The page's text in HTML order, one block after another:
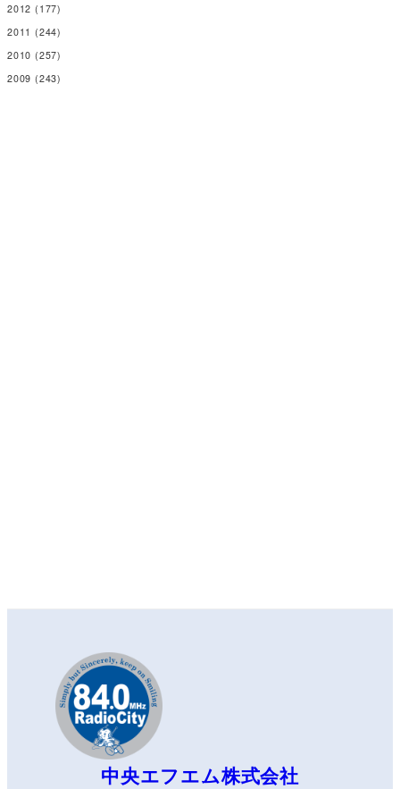
2012 (177)
2011 (244)
2010 (257)
2009 (243)
中央エフエム株式会社